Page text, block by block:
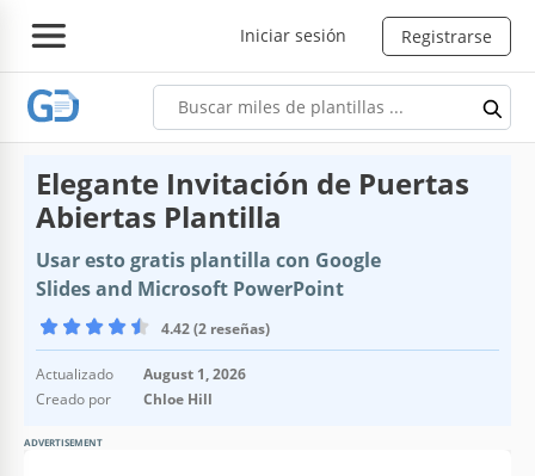
Iniciar sesión Registrarse
Elegante Invitación de Puertas
Abiertas Plantilla
Usar esto gratis plantilla con Google
Slides and Microsoft PowerPoint
4.42 (2 reseñas)
Actualizado
August 1, 2026
Creado por
Chloe Hill
ADVERTISEMENT